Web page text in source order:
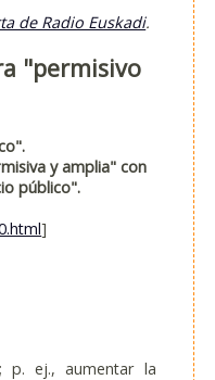
de Radio Euskadi.
"permisivo
y amplia" con
público".
]
p. ej., aumentar la